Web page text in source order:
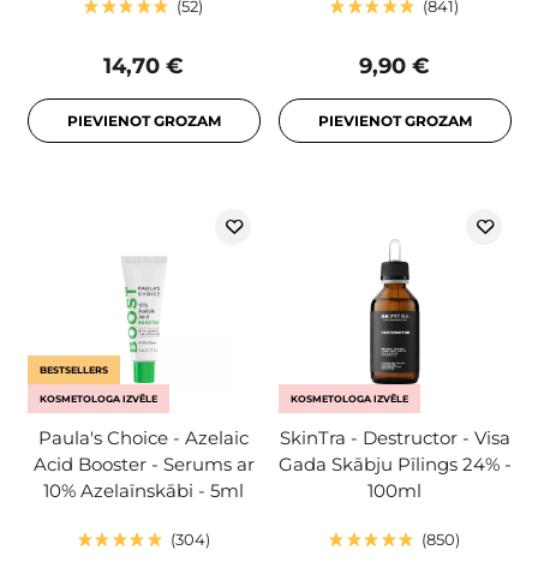
52
14,70 €
PIEVIENOT GROZAM
841
9,90 €
PIEVIENOT GROZAM
BESTSELLERS
KOSMETOLOGA IZVĒLE
Paula's Choice - Azelaic
Acid Booster - Serums ar
10% Azelaīnskābi - 5ml
304
KOSMETOLOGA IZVĒLE
SkinTra - Destructor - Visa
Gada Skābju Pīlings 24% -
100ml
850